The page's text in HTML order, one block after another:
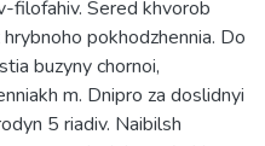
filofahiv. Sered khvorob
pokhodzhennia. Do
buzyny chornoi,
m. Dnipro za doslidnyi
5 riadiv. Naibilsh